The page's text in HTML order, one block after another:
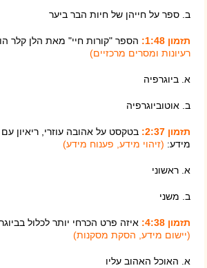
ב. ספר על חייהן של חיות הבר ביער
תזמון 1:48: הספר "קורות חיי" מאת הלן קלר
רעיונות ומסרים מרכזיים)
א. ביוגרפיה
ב. אוטוביוגרפיה
תזמון 2:37:
בטקסט על אהובה עוזרי, ריאיון
מידע: (זיהוי מידע, פענוח מידע)
א. ראשוני
ב. משני
תזמון 4:38:
איזה פרט הכרחי יותר לכלול
(יישום מידע, הסקת מסקנות)
א. האוכל האהוב עליו